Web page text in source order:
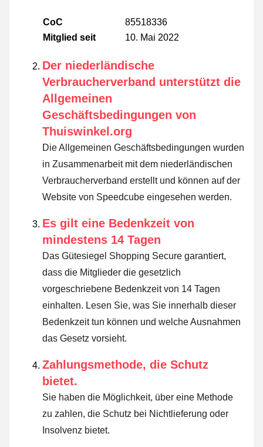
CoC
85518336
Mitglied seit
10. Mai 2022
Der niederländische
Verbraucherverband unterstützt die
Allgemeinen
Geschäftsbedingungen von
Thuiswinkel.org
Die Allgemeinen Geschäftsbedingungen wurden
in Zusammenarbeit mit dem niederländischen
Verbraucherverband erstellt und können auf der
Website von Speedcube eingesehen werden.
Es gilt eine Bedenkzeit von
mindestens 14 Tagen
Das Gütesiegel Shopping Secure garantiert,
dass die Mitglieder die gesetzlich
vorgeschriebene Bedenkzeit von 14 Tagen
einhalten. Lesen Sie, was Sie innerhalb dieser
Bedenkzeit tun können und welche Ausnahmen
das Gesetz vorsieht.
Zahlungsmethode, die Schutz
bietet.
Sie haben die Möglichkeit, über eine Methode
zu zahlen, die Schutz bei Nichtlieferung oder
Insolvenz bietet.